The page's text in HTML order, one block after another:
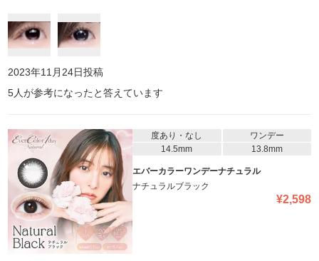
2023年11月24日投稿
5人が参考になったと答えています
度あり・なし
ワンデー
14.5mm
13.8mm
エバーカラーワンデーナチュラル
ナチュラルブラック
¥2,598